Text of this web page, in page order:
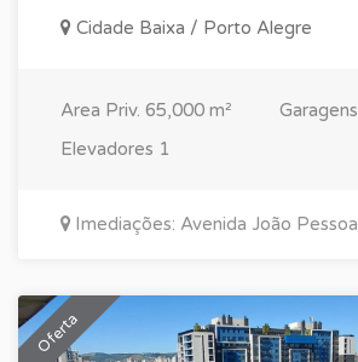
Cidade Baixa / Porto Alegre
Area Priv. 65,000 m² Garagens
Elevadores 1
Imediações: Avenida João Pessoa
Oferta